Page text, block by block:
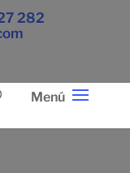
282